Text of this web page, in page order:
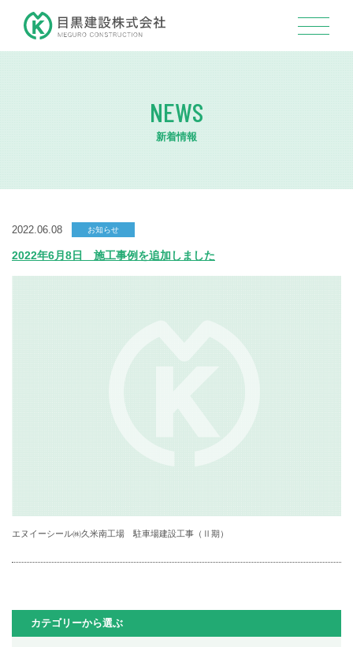
NEWS
新着情報
2022.06.08 お知らせ
2022年6月8日 施工事例を追加しました
エヌイーシール㈱久米南工場 駐車場建設工事（Ⅱ期）
カテゴリーから選ぶ